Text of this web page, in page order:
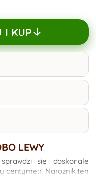
I KUP
LEWY
się doskonale
centymetr. Narożnik ten